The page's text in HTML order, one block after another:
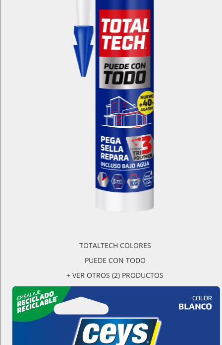
TOTALTECH COLORES
PUEDE CON TODO
+ VER OTROS (2) PRODUCTOS